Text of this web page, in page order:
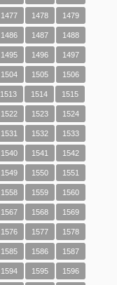
1477 1478 1479
1486 1487 1488
1495 1496 1497
1504 1505 1506
1513 1514 1515
1522 1523 1524
1531 1532 1533
1540 1541 1542
1549 1550 1551
1558 1559 1560
1567 1568 1569
1576 1577 1578
1585 1586 1587
1594 1595 1596